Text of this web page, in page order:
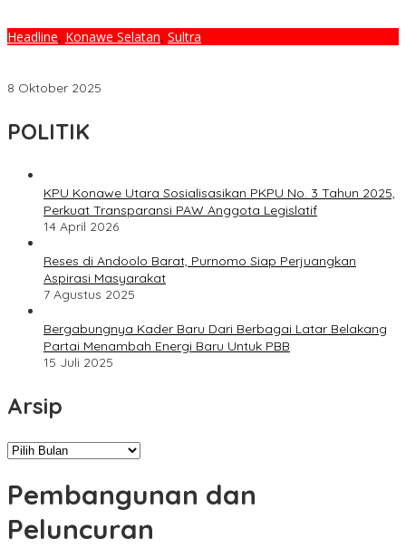
Headline, Konawe Selatan, Sultra
8 Oktober 2025
POLITIK
KPU Konawe Utara Sosialisasikan PKPU No. 3 Tahun 2025,
Perkuat Transparansi PAW Anggota Legislatif
14 April 2026
Reses di Andoolo Barat, Purnomo Siap Perjuangkan
Aspirasi Masyarakat
7 Agustus 2025
Bergabungnya Kader Baru Dari Berbagai Latar Belakang
Partai Menambah Energi Baru Untuk PBB
15 Juli 2025
Arsip
Arsip
Pembangunan dan
Peluncuran